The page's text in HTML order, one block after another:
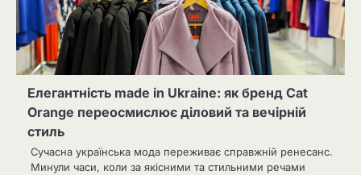
Елегантність made in Ukraine: як бренд Cat
Orange переосмислює діловий та вечірній
стиль
Сучасна українська мода переживає справжній ренесанс.
Минули часи, коли за якісними та стильними речами